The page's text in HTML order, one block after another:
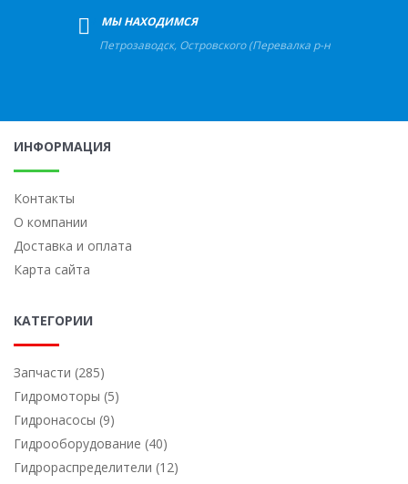
МЫ НАХОДИМСЯ
Петрозаводск, Островского (Перевалка р-н) ул, д.56
ИНФОРМАЦИЯ
Контакты
О компании
Доставка и оплата
Карта сайта
КАТЕГОРИИ
Запчасти (285)
Гидромоторы (5)
Гидронасосы (9)
Гидрооборудование (40)
Гидрораспределители (12)